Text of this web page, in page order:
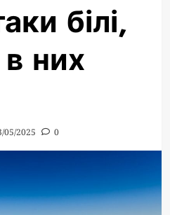
білі,
них
05/2025 0